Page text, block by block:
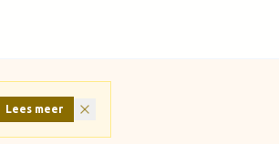
Lees meer